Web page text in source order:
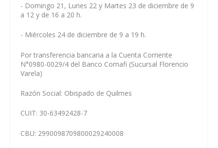
- Domingo 21, Lunes 22 y Martes 23 de diciembre de 9
a 12 y de 16 a 20 h.
- Miércoles 24 de diciembre de 9 a 19 h.
Por transferencia bancaria a la Cuenta Corriente
N°0980-0029/4 del Banco Comafi (Sucursal Florencio
Varela)
Razón Social: Obispado de Quilmes
CUIT: 30-63492428-7
CBU: 2990098709800029240008